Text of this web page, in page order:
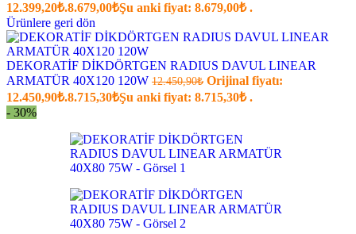
12.399,20₺.8.679,00₺Şu anki fiyat: 8.679,00₺ .
Ürünlere geri dön
DEKORATİF DİKDÖRTGEN RADIUS DAVUL LINEAR
ARMATÜR 40X120 120W 12.450,90₺ Orijinal fiyatı:
12.450,90₺.8.715,30₺Şu anki fiyat: 8.715,30₺ .
- 30%